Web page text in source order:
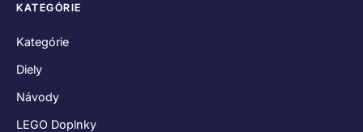
KATEGÓRIE
Kategórie
Diely
Návody
LEGO Doplnky